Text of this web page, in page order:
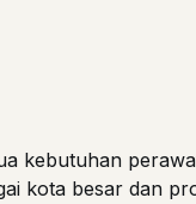
kebutuhan
kota besar dan